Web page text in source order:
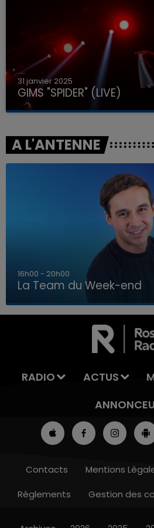
LA TEAM DU WEEK-END
31 janvier 2025
GIMS "SPIDER" (LIVE)
A L'ANTENNE
7h00 - 12h00
La Team du Week-end
RADIO ACTUS
Contacts Mentions
Règlements
Gestion des